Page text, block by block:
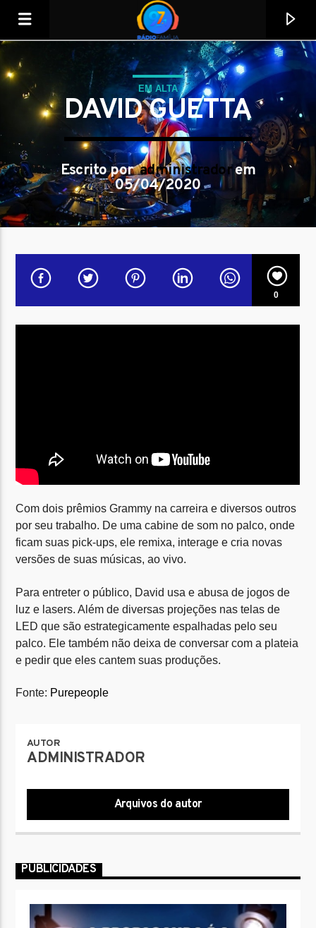
Título
Artista
EM ALTA
DAVID GUETTA
Escrito poradministradorem
05/04/2020
0
Com dois prêmios Grammy na carreira e diversos outros
por seu trabalho. De uma cabine de som no palco, onde
ficam suas pick-ups, ele remixa, interage e cria novas
versões de suas músicas, ao vivo.
Para entreter o público, David usa e abusa de jogos de
luz e lasers. Além de diversas projeções nas telas de
LED que são estrategicamente espalhadas pelo seu
palco. Ele também não deixa de conversar com a plateia
e pedir que eles cantem suas produções.
Fonte: Purepeople
AUTOR
ADMINISTRADOR
Arquivos do autor
PUBLICIDADES